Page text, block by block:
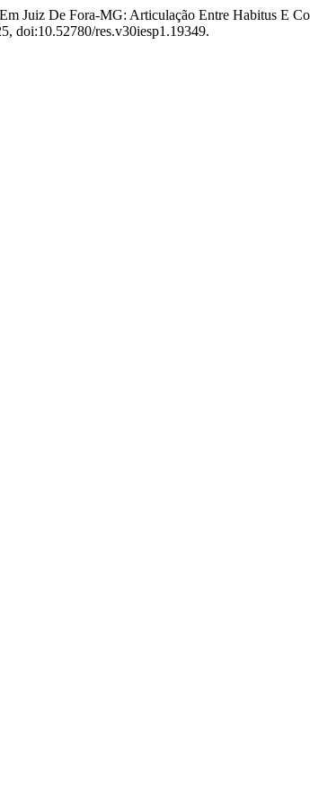
Juiz De Fora-MG: Articulação Entre Habitus E
doi:10.52780/res.v30iesp1.19349.